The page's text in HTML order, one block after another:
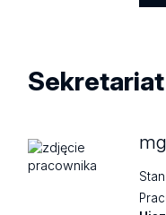
Sekretariat